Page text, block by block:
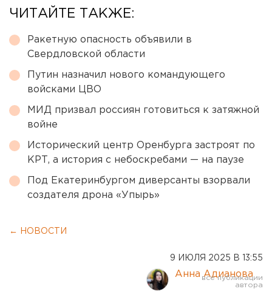
ЧИТАЙТЕ ТАКЖЕ:
Ракетную опасность объявили в
Свердловской области
Путин назначил нового командующего
войсками ЦВО
МИД призвал россиян готовиться к затяжной
войне
Исторический центр Оренбурга застроят по
КРТ, а история с небоскребами — на паузе
Под Екатеринбургом диверсанты взорвали
создателя дрона «Упырь»
← НОВОСТИ
9 ИЮЛЯ 2025 В 13:55
Анна Адианова